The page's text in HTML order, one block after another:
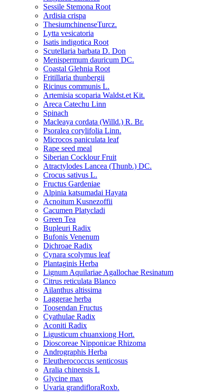
Sessile Stemona Root
Ardisia crispa
ThesiumchinenseTurcz.
Lytta vesicatoria
Isatis indigotica Root
Scutellaria barbata D. Don
Menispermum dauricum DC.
Coastal Glehnia Root
Fritillaria thunbergii
Ricinus communis L.
Artemisia scoparia Waldst.et Kit.
Areca Catechu Linn
Spinach
Macleaya cordata (Willd.) R. Br.
Psoralea corylifolia Linn.
Microcos paniculata leaf
Rape seed meal
Siberian Cocklour Fruit
Atractylodes Lancea (Thunb.) DC.
Crocus sativus L.
Fructus Gardeniae
Alpinia katsumadai Hayata
Acnoitum Kusnezoffii
Cacumen Platycladi
Green Tea
Bupleuri Radix
Bufonis Venenum
Dichroae Radix
Cynara scolymus leaf
Plantaginis Herba
Lignum Aquilariae Agallochae Resinatum
Citrus reticulata Blanco
Ailanthus altissima
Laggerae herba
Toosendan Fructus
Cyathulae Radix
Aconiti Radix
Ligusticum chuanxiong Hort.
Dioscoreae Nipponicae Rhizoma
Andrographis Herba
Eleutherococcus senticosus
Aralia chinensis L
Glycine max
Uvaria grandifloraRoxb.